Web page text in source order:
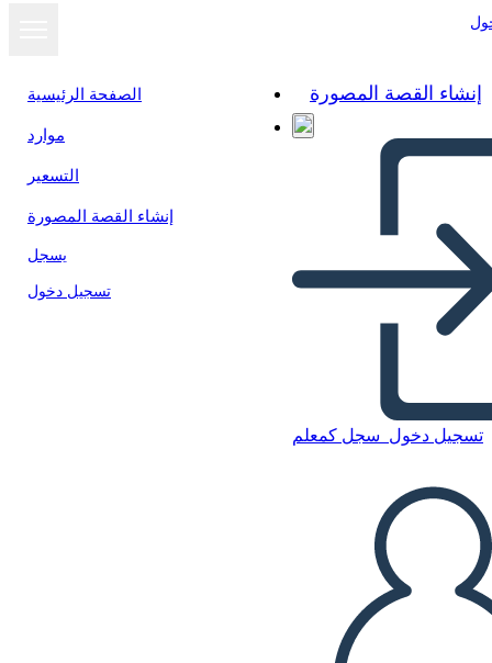
الصفحة الرئيسية
موارد
التسعير
إنشاء القصة المصورة
يسجل
تسجيل دخول
إنشاء القصة المصورة
تسجيل دخول سجل كمعلم
di Analisi del Carattere